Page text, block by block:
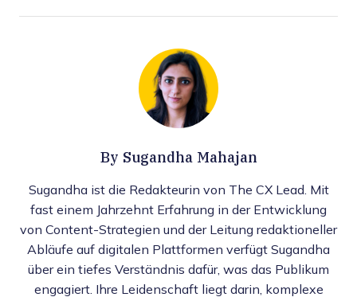
By Sugandha Mahajan
Sugandha ist die Redakteurin von The CX Lead. Mit
fast einem Jahrzehnt Erfahrung in der Entwicklung
von Content-Strategien und der Leitung redaktioneller
Abläufe auf digitalen Plattformen verfügt Sugandha
über ein tiefes Verständnis dafür, was das Publikum
engagiert. Ihre Leidenschaft liegt darin, komplexe